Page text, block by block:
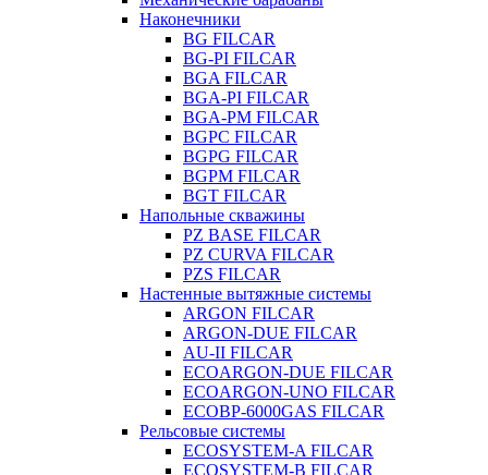
Наконечники
BG FILCAR
BG-PI FILCAR
BGA FILCAR
BGA-PI FILCAR
BGA-PM FILCAR
BGPC FILCAR
BGPG FILCAR
BGPM FILCAR
BGT FILCAR
Напольные скважины
PZ BASE FILCAR
PZ CURVA FILCAR
PZS FILCAR
Настенные вытяжные системы
ARGON FILCAR
ARGON-DUE FILCAR
AU-II FILCAR
ECOARGON-DUE FILCAR
ECOARGON-UNO FILCAR
ECOBP-6000GAS FILCAR
Рельсовые системы
ECOSYSTEM-A FILCAR
ECOSYSTEM-B FILCAR